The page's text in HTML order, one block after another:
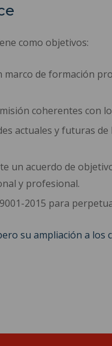
como objetivos:
de formación
coherentes con
actuales y futuras
un acuerdo de
y profesional.
2015 para
su ampliación a los